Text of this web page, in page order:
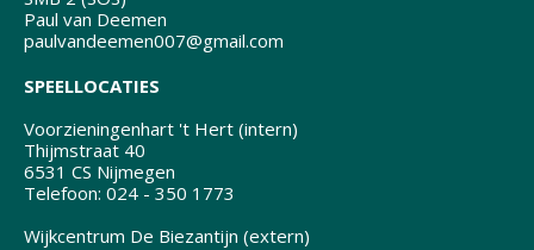
Paul van Deemen
paulvandeemen007@gmail.com
SPEELLOCATIES
Voorzieningenhart 't Hert (intern)
Thijmstraat 40
6531 CS Nijmegen
Telefoon: 024 - 350 1773
Wijkcentrum De Biezantijn (extern)